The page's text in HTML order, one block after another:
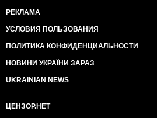
РЕКЛАМА
УСЛОВИЯ ПОЛЬЗОВАНИЯ
ПОЛИТИКА КОНФИДЕНЦИАЛЬНОСТИ
НОВИНИ УКРАЇНИ ЗАРАЗ
UKRAINIAN NEWS
ЦЕНЗОР.НЕТ